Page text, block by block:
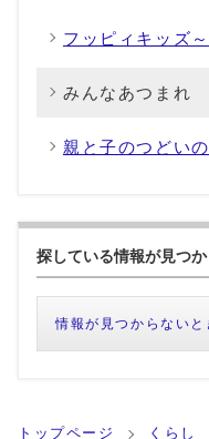
フッピィキッズ
みんなあつまれ
親と子のつどい
探している情報が見つ
情報が見つからないと
トップページ くらし